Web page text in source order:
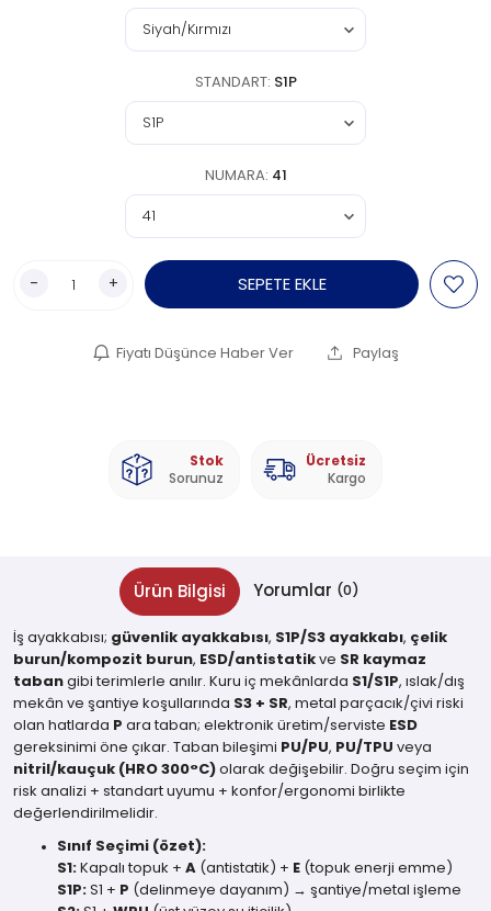
STANDART: S1P
NUMARA: 41
- + SEPETE EKLE
Fiyatı Düşünce Haber Ver Paylaş
Stok
Sorunuz
Ücretsiz
Kargo
Ürün Bilgisi Yorumlar (0)
İş ayakkabısı; güvenlik ayakkabısı, S1P/S3 ayakkabı, çelik
burun/kompozit burun, ESD/antistatik ve SR kaymaz
taban gibi terimlerle anılır. Kuru iç mekânlarda S1/S1P, ıslak/dış
mekân ve şantiye koşullarında S3 + SR, metal parçacık/çivi riski
olan hatlarda P ara taban; elektronik üretim/serviste ESD
gereksinimi öne çıkar. Taban bileşimi PU/PU, PU/TPU veya
nitril/kauçuk (HRO 300°C) olarak değişebilir. Doğru seçim için
risk analizi + standart uyumu + konfor/ergonomi birlikte
değerlendirilmelidir.
Sınıf Seçimi (özet):
S1: Kapalı topuk + A (antistatik) + E (topuk enerji emme)
S1P: S1 + P (delinmeye dayanım) → şantiye/metal işleme